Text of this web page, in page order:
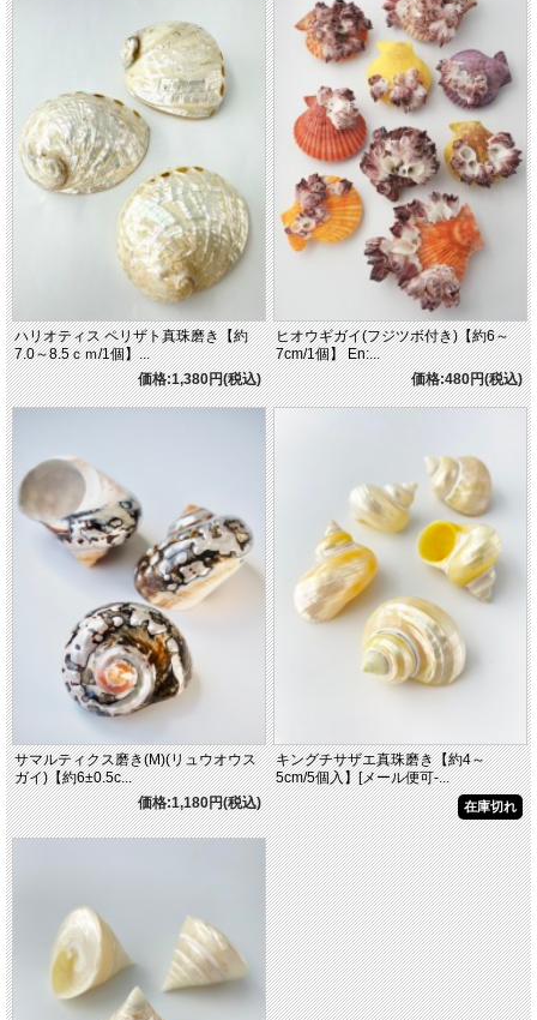
ハリオティス ペリザト真珠磨き【約
7.0～8.5ｃｍ/1個】...
価格:1,380円(税込)
ヒオウギガイ(フジツボ付き)【約6～
7cm/1個】 En:...
価格:480円(税込)
サマルティクス磨き(M)(リュウオウス
ガイ)【約6±0.5c...
価格:1,180円(税込)
キングチサザエ真珠磨き【約4～
5cm/5個入】[メール便可-...
在庫切れ